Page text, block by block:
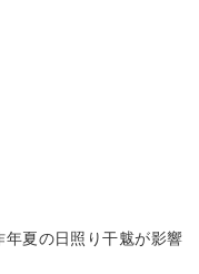
夏の日照り干魃が影響